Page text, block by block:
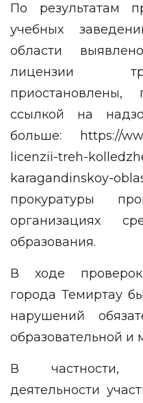
По результатам
учебных
области
лицензии
приостановлены,
ссылкой на
больше: https://
licenzii-treh-
прокуратуры
организациях
образования.
В ходе
города Темиртау
нарушений
образовательной и
В частности,
деятельности